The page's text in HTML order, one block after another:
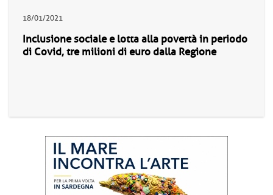
18/01/2021
Inclusione sociale e lotta alla povertà in periodo
di Covid, tre milioni di euro dalla Regione